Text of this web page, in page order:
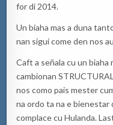
for di 2014.
Un biaha mas a duna
nan sigui come den nos
Caft a señala cu un biaha
cambionan
nos como pais mester
na ordo ta na e bienestar
complace cu Hulanda.